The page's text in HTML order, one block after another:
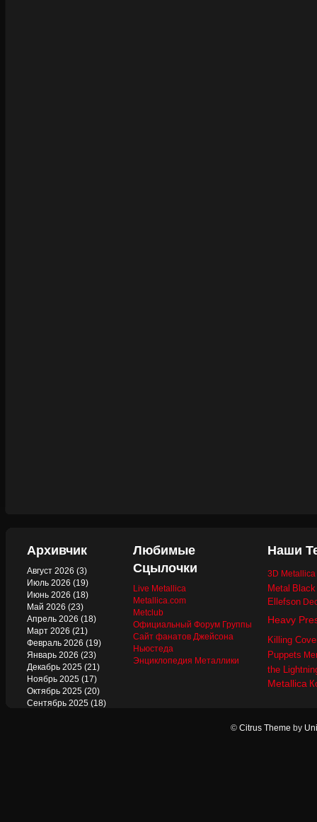
Архивчик
Август 2026 (3)
Июль 2026 (19)
Июнь 2026 (18)
Май 2026 (23)
Апрель 2026 (18)
Март 2026 (21)
Февраль 2026 (19)
Январь 2026 (23)
Декабрь 2025 (21)
Ноябрь 2025 (17)
Октябрь 2025 (20)
Сентябрь 2025 (18)
Любимые
Сцылочки
Live Metallica
Metallica.com
Metclub
Официальный Форум Группы
Сайт фанатов Джейсона
Ньюстеда
Энциклопедия Металлики
Наши
3D
Metal
Ellefson
Heavy
Killing
Puppets
the
Metallica
© Citrus Theme by